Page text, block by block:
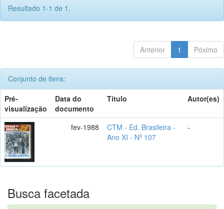
Resultado 1-1 de 1.
Anterior 1 Póximo
Conjunto de itens:
Pré-
visualização
Data do
documento
Título Autor(es)
fev-1988
CTM - Ed. Brasileira -
Ano XI - Nº 107
-
Busca facetada